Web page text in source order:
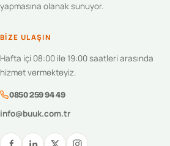
yapmasına olanak sunuyor.
BIZE ULAŞIN
Hafta içi 08:00 ile 19:00 saatleri arasında
hizmet vermekteyiz.
0850 259 94 49
info@buuk.com.tr